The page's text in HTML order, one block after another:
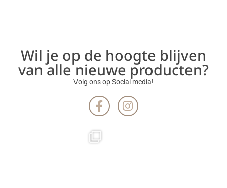
Wil je op de hoogte blijven
van alle nieuwe producten?
Volg ons op Social media!